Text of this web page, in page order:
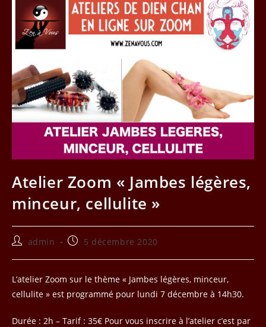
Atelier Zoom « Jambes légères,
minceur, cellulite »
Auteur/autrice
la
publication :
admin
Publication
5 décembre 2020
L’atelier Zoom sur le thème « Jambes légères, minceur,
cellulite » est programmé pour lundi 7 décembre à 14h30.
Durée : 2h – Tarif : 35€ Pour vous inscrire à l’atelier c’est par